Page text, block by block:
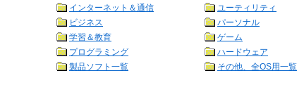
インターネット＆通信
ユーティリティ
ビジネス
パーソナル
学習＆教育
ゲーム
プログラミング
ハードウェア
製品ソフト一覧 その他、全OS用一覧